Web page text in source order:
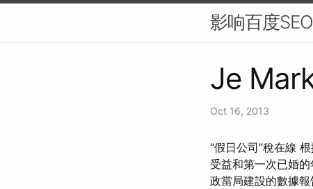
影响百度
Je
Oct 16, 2013
“假日公司”稅在線
受益和第一次已婚
政當局建設的數據